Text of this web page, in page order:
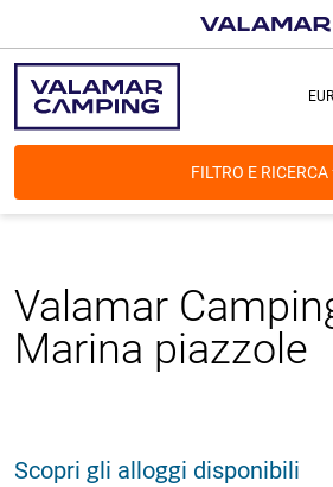
FILTRO E RICERCA
Valamar
Marina piazzole
Scopri gli alloggi disponibili